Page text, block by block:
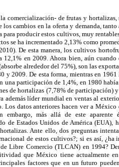
comercialización- de frutas y hortalizas,
cambios en la oferta y demanda,
producir estos cultivos, muy
se ha incrementado 2,13% como
De esta manera, los cultivos
12,1% en 2009. Ahora bien, aún
alrededor del 75%), son las
y 2009. De esta forma, mientras en
participación de 1,4%, en 1980
de hortalizas (7,78% de participación)
líder mundial en ventas al
datos anteriores hacen ver a
embargo, más allá de este aparente
de Estados Unidos de América (EUA),
Ante ello, dos preguntas
de estos cultivos?; si es así,
Libre Comercio (TLCAN) en 1994?
que México tiene actualmente
factores que en un futuro